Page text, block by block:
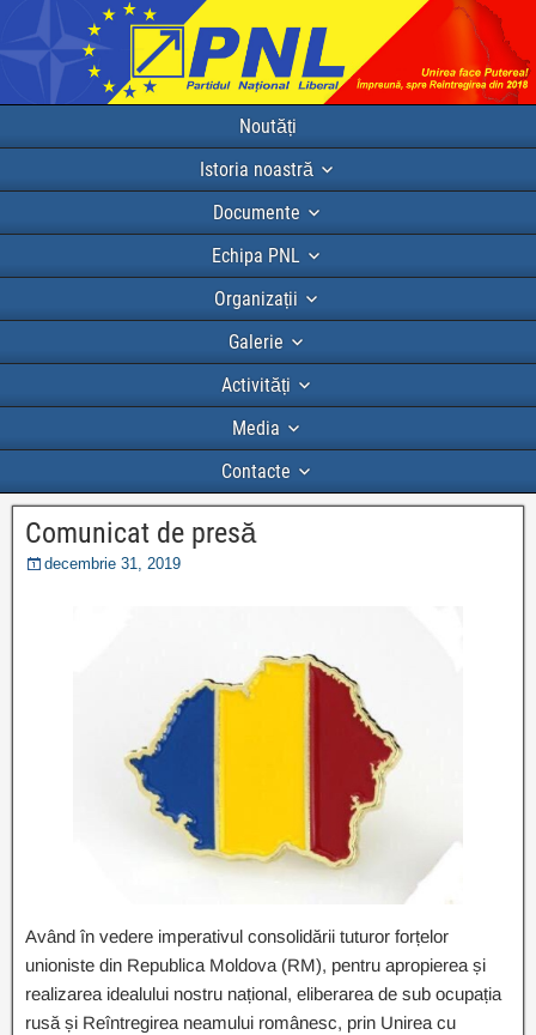
Noutăți
Istoria noastră
Documente
Echipa PNL
Organizații
Galerie
Activități
Media
Contacte
Comunicat de presă
decembrie 31, 2019
Având în vedere imperativul consolidării tuturor forțelor
unioniste din Republica Moldova (RM), pentru apropierea și
realizarea idealului nostru național, eliberarea de sub ocupația
rusă și Reîntregirea neamului românesc, prin Unirea cu